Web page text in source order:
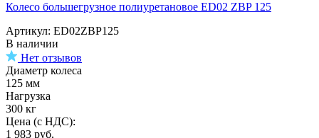
Колесо большегрузное полиуретановое ED02 ZBP 125
Артикул: ED02ZBP125
В наличии
Нет отзывов
Диаметр колеса
125 мм
Нагрузка
300 кг
Цена (с НДС):
1 983 руб.